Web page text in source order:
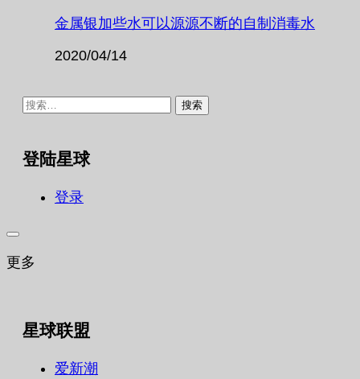
金属银加些水可以源源不断的自制消毒水
2020/04/14
搜
登陆星球
登录
更多
星球联盟
爱新潮